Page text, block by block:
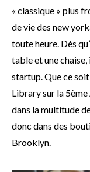
« classique » plus
de vie des new
toute heure. Dès
table et une
startup. Que ce
Library sur la
dans la multitude
donc dans des
Brooklyn.